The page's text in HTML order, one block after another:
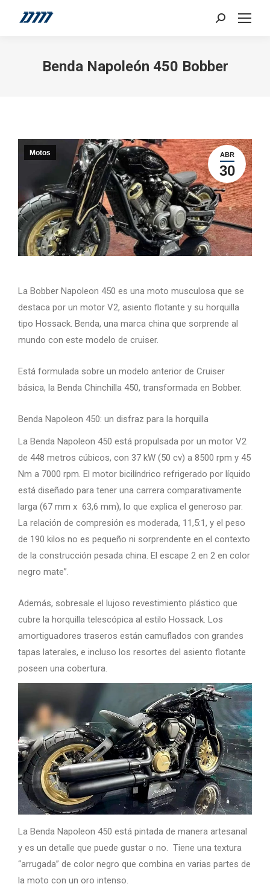
Search:
Benda Napoleón 450 Bobber
ABR
30
Motos
La Bobber Napoleon 450 es una moto musculosa que se
destaca por un motor V2, asiento flotante y su horquilla
tipo Hossack. Benda, una marca china que sorprende al
mundo con este modelo de cruiser.
Está formulada sobre un modelo anterior de Cruiser
básica, la Benda Chinchilla 450, transformada en Bobber.
Benda Napoleon 450: un disfraz para la horquilla
La Benda Napoleon 450 está propulsada por un motor V2
de 448 metros cúbicos, con 37 kW (50 cv) a 8500 rpm y 45
Nm a 7000 rpm. El motor bicilíndrico refrigerado por líquido
está diseñado para tener una carrera comparativamente
larga (67 mm x 63,6 mm), lo que explica el generoso par.
La relación de compresión es moderada, 11,5:1, y el peso
de 190 kilos no es pequeño ni sorprendente en el contexto
de la construcción pesada china. El escape 2 en 2 en color
negro mate”.
Además, sobresale el lujoso revestimiento plástico que
cubre la horquilla telescópica al estilo Hossack. Los
amortiguadores traseros están camuflados con grandes
tapas laterales, e incluso los resortes del asiento flotante
poseen una cobertura.
La Benda Napoleon 450 está pintada de manera artesanal
y es un detalle que puede gustar o no. Tiene una textura
“arrugada” de color negro que combina en varias partes de
la moto con un oro intenso.